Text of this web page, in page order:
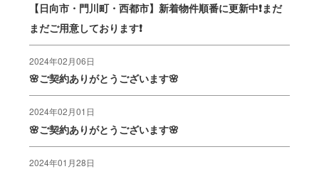
【日向市・門川町・西都市】新着物件順番に更新中❗まだ
まだご用意しております❗
2024年02月06日
🌸ご契約ありがとうございます🌸
2024年02月01日
🌸ご契約ありがとうございます🌸
2024年01月28日